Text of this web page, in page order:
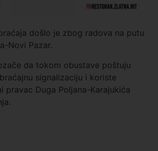
došlo je zbog radova na putu
Novi Pazar.
da tokom obustave poštuju
signalizaciju i koriste
pravac Duga Poljana-Karajukića